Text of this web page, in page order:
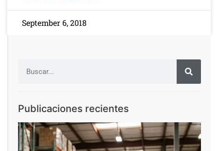
September 6, 2018
Publicaciones recientes